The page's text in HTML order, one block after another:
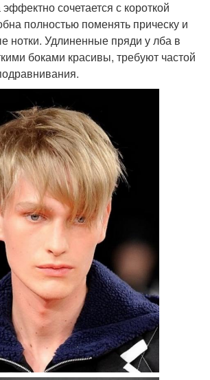
сочетается с короткой
полностью поменять прическу и
нотки. Удлиненные пряди у лба в
боками красивы, требуют частой